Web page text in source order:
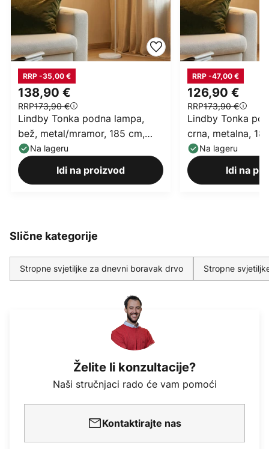
138,90 €
RRP173,90 €
RRP -35,00 €
Lindby Tonka podna lampa,
bež, metal/mramor, 185 cm,
E27Na lageru
Idi na proizvod
126,90 €
RRP173,90 €
RRP -47,00 €
Lindby Tonka
crna, metalna,
Na lageru
Idi na
Slične kategorije
Stropne svjetiljke za dnevni boravak drvo Stropne
Želite li konzultacije?
Naši stručnjaci rado će vam pomoći
Kontaktirajte nas